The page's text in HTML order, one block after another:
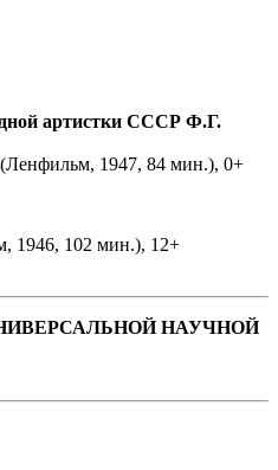
артистки СССР Ф.Г.
1947, 84 мин.), 0+
1946, 102 мин.), 12+
НАУЧНОЙ